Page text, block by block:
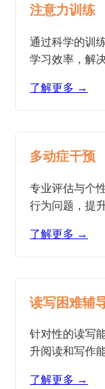
注意力训练
通过科学的训
学习效率，解
了解更多 →
多动症干预
专业评估与个
行为问题，提
了解更多 →
读写困难辅
针对性的读写
升阅读和写作
了解更多 →